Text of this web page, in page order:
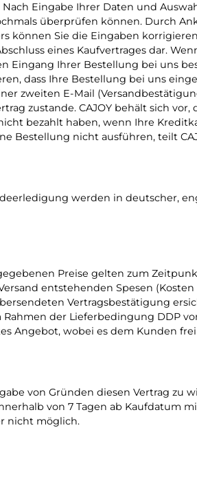
Eingabe Ihrer Daten und
überprüfen können. Durch
können Sie die Eingaben
eines Kaufvertrages dar.
Eingang Ihrer Bestellung bei uns
dass Ihre Bestellung bei uns
zweiten E-Mail
zustande. CAJOY behält sich
bezahlt haben, wenn Ihre
Bestellung nicht ausführen, teilt
werden in deutscher,
Preise gelten zum
entstehenden Spesen
Vertragsbestätigung
der Lieferbedingung DDP
Angebot, wobei es dem Kunden
von Gründen diesen Vertrag zu
von 7 Tagen ab Kaufdatum
nicht möglich.